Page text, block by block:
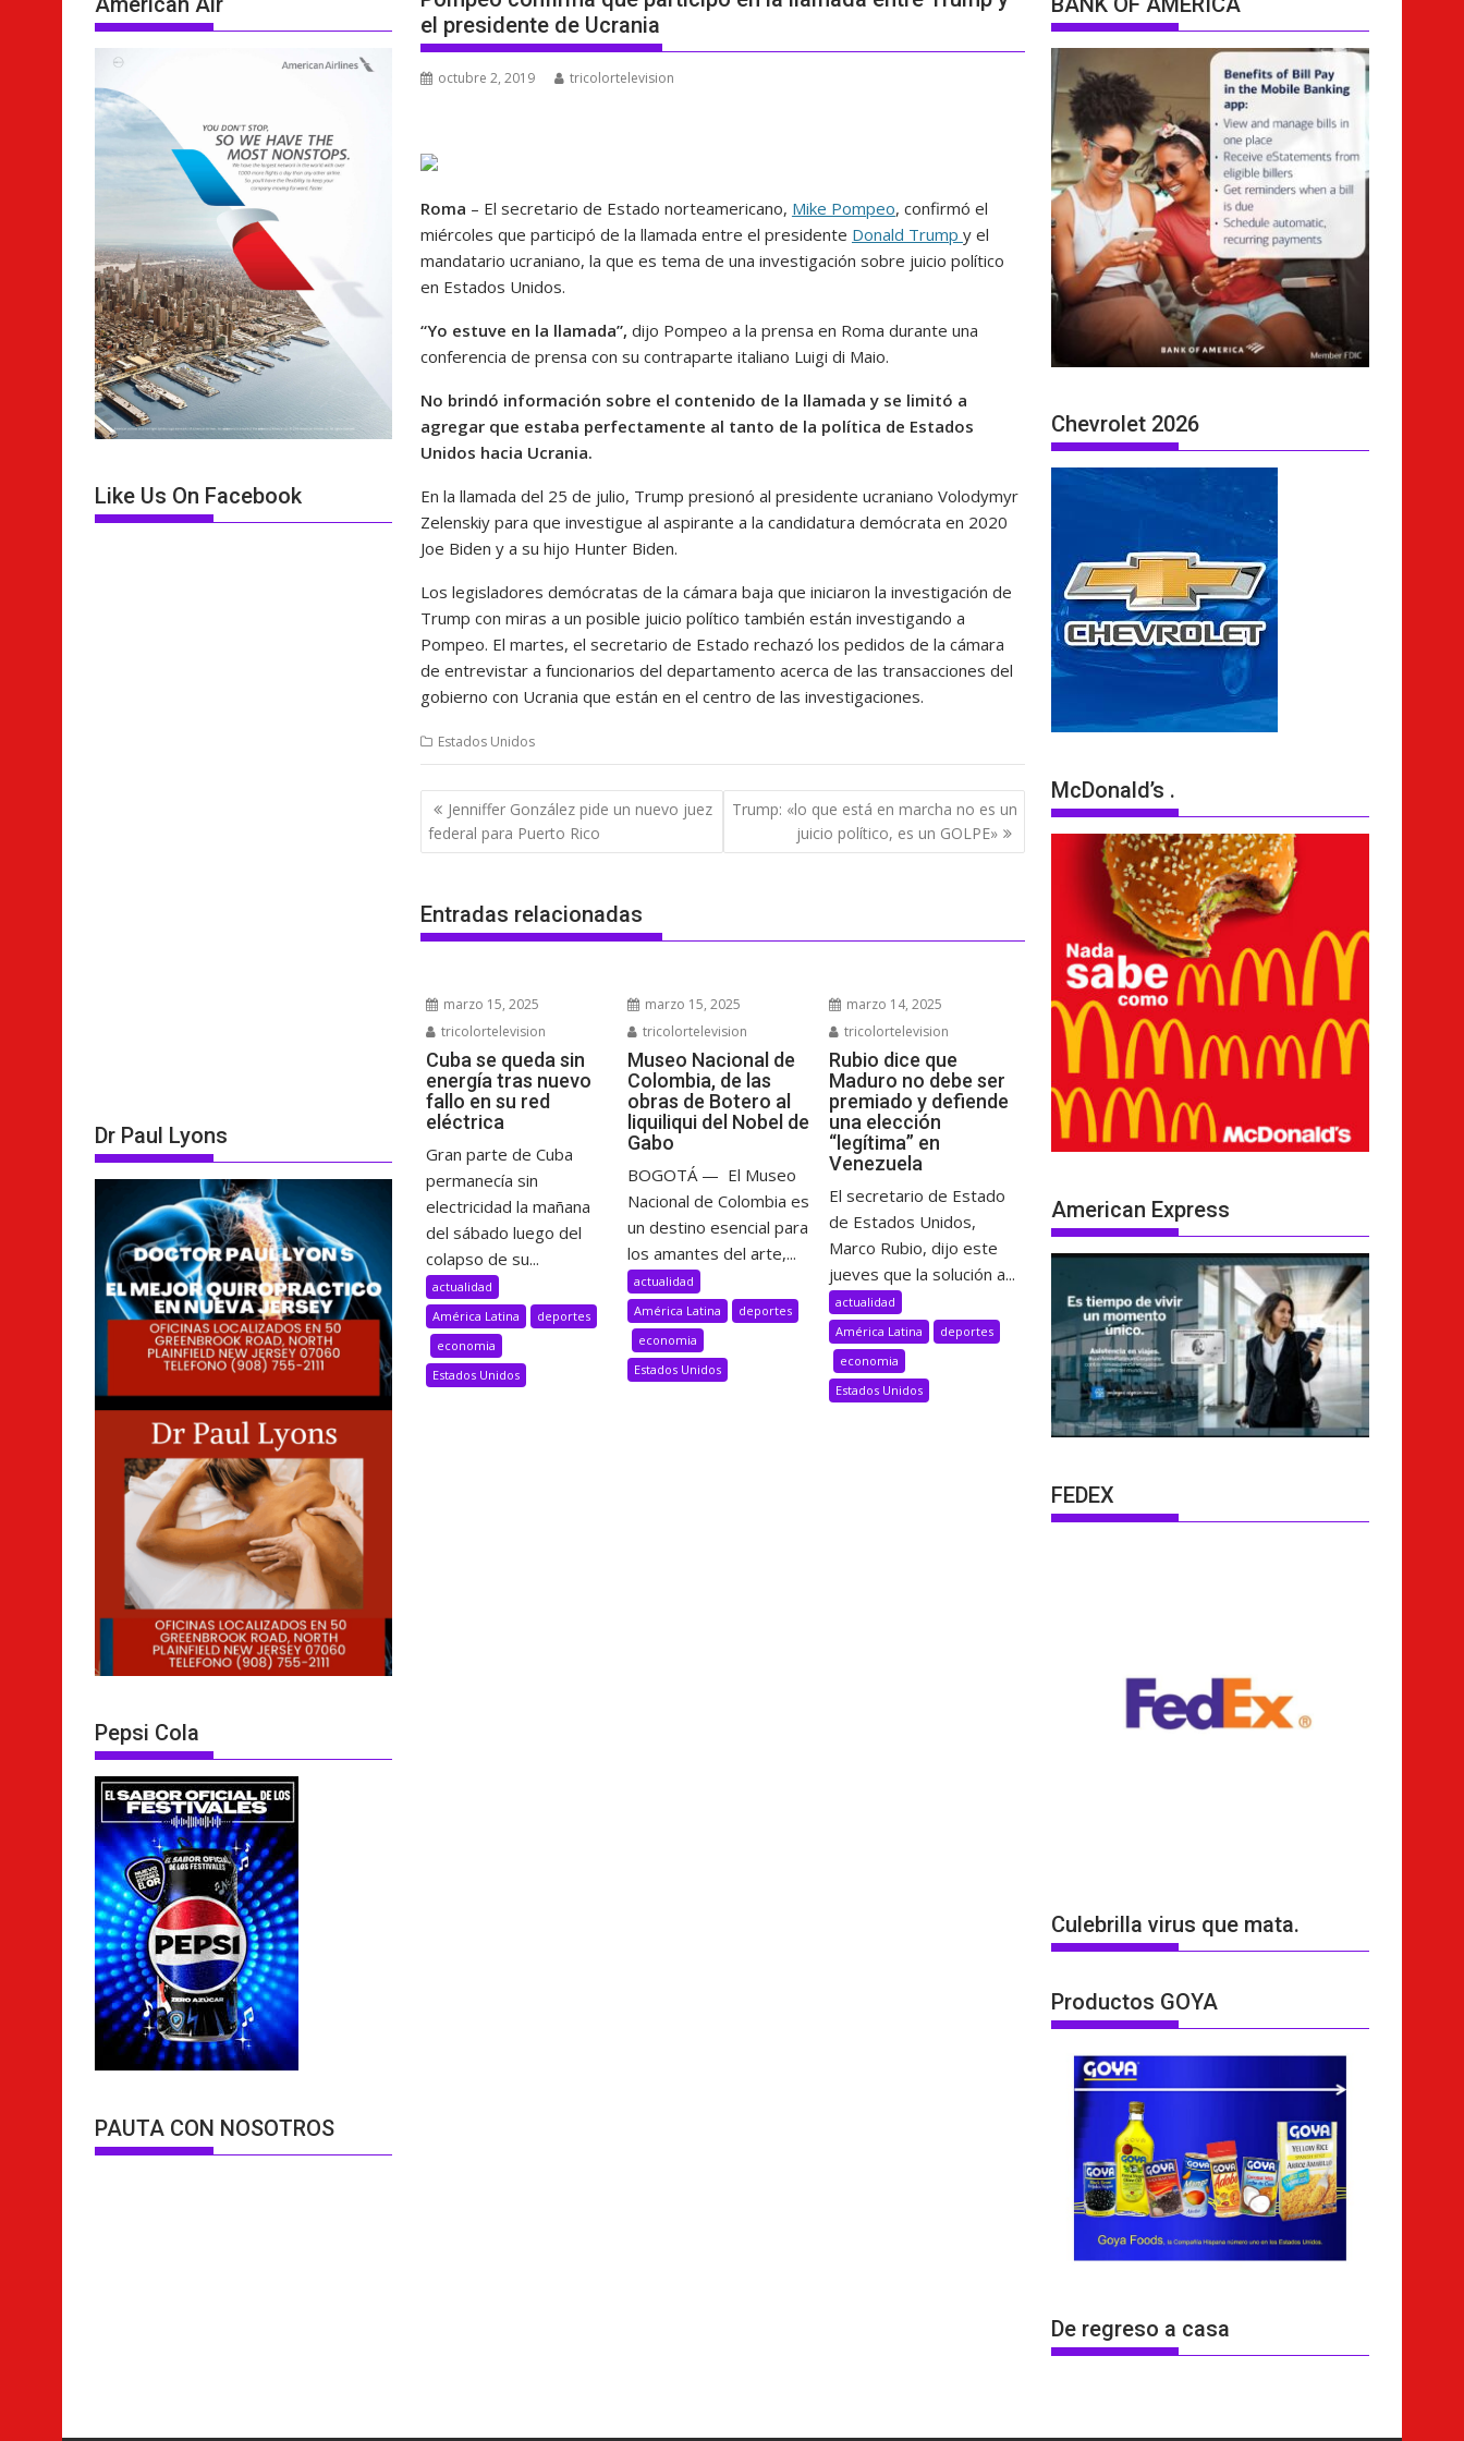
el presidente de Ucrania
octubre 2, 2019 tricolortelevision
Roma – El secretario de Estado norteamericano, Mike Pompeo, confirmó el
miércoles que participó de la llamada entre el presidente Donald Trump y el
mandatario ucraniano, la que es tema de una investigación sobre juicio político
en Estados Unidos.
“Yo estuve en la llamada”, dijo Pompeo a la prensa en Roma durante una
conferencia de prensa con su contraparte italiano Luigi di Maio.
No brindó información sobre el contenido de la llamada y se limitó a
agregar que estaba perfectamente al tanto de la política de Estados
Unidos hacia Ucrania.
En la llamada del 25 de julio, Trump presionó al presidente ucraniano Volodymyr
Zelenskiy para que investigue al aspirante a la candidatura demócrata en 2020
Joe Biden y a su hijo Hunter Biden.
Los legisladores demócratas de la cámara baja que iniciaron la investigación de
Trump con miras a un posible juicio político también están investigando a
Pompeo. El martes, el secretario de Estado rechazó los pedidos de la cámara
de entrevistar a funcionarios del departamento acerca de las transacciones del
gobierno con Ucrania que están en el centro de las investigaciones.
Estados Unidos
Navegación
de
entradas
Jenniffer González pide un nuevo juez
federal para Puerto Rico
Trump: «lo que está en marcha no es un
juicio político, es un GOLPE»
Entradas relacionadas
marzo 15, 2025
tricolortelevision
Cuba se queda sin
energía tras nuevo
fallo en su red
eléctrica
Gran parte de Cuba
permanecía sin
electricidad la mañana
del sábado luego del
colapso de su...
actualidad
América Latina
deportes
economia
Estados Unidos
marzo 15, 2025
tricolortelevision
Museo Nacional de
Colombia, de las
obras de Botero al
liquiliqui del Nobel de
Gabo
BOGOTÁ — El Museo
Nacional de Colombia es
un destino esencial para
los amantes del arte,...
actualidad
América Latina
deportes
economia
Estados Unidos
marzo 14, 2025
tricolortelevision
Rubio dice que
Maduro no debe ser
premiado y defiende
una elección
“legítima” en
Venezuela
El secretario de Estado
de Estados Unidos,
Marco Rubio, dijo este
jueves que la solución a...
actualidad
América Latina
deportes
economia
Estados Unidos
Like Us On Facebook
Dr Paul Lyons
Pepsi Cola
PAUTA CON NOSOTROS
Chevrolet 2026
McDonald’s .
American Express
FEDEX
Culebrilla virus que mata.
Productos GOYA
De regreso a casa